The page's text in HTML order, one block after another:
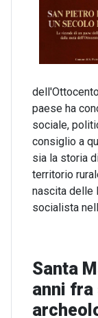
paese ha
sociale,
consiglio a
sia la storia
territorio
nascita delle
socialista
Santa
anni